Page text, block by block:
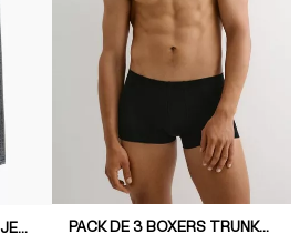
LOOSE STRAIGHT HIGH JEANS
PACK DE 3 BOXERS TRUNKS DE ALGODÓN